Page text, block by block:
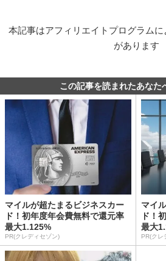
本記事はアフィリエイトプログラム
があります
この記事を読まれたあなた
マイルが超たまるビジネスカー
ド！初年度年会費無料で還元率
最大1.125%
PR(クレディセゾン)
マイ
ド！
最大
PR(クレ